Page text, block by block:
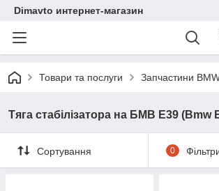
Dimavto интернет-магазин
Товари та послуги Запчастини
Тяга стабілізатора на БМВ Е39 (Bmw
Сортування 0